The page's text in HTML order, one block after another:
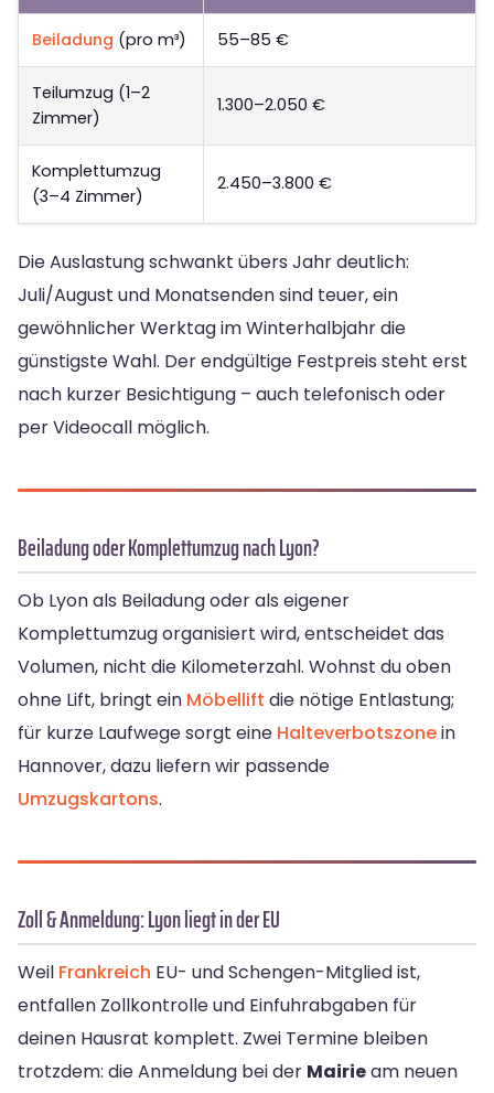
Beiladung (pro m³) 55–85 €
Teilumzug (1–2
Zimmer)
1.300–2.050 €
Komplettumzug
(3–4 Zimmer)
2.450–3.800 €
Die Auslastung schwankt übers Jahr deutlich:
Juli/August und Monatsenden sind teuer, ein
gewöhnlicher Werktag im Winterhalbjahr die
günstigste Wahl. Der endgültige Festpreis steht erst
nach kurzer Besichtigung – auch telefonisch oder
per Videocall möglich.
Beiladung oder Komplettumzug nach Lyon?
Ob Lyon als Beiladung oder als eigener
Komplettumzug organisiert wird, entscheidet das
Volumen, nicht die Kilometerzahl. Wohnst du oben
ohne Lift, bringt ein Möbellift die nötige Entlastung;
für kurze Laufwege sorgt eine Halteverbotszonein
Hannover, dazu liefern wir passende
Umzugskartons.
Zoll & Anmeldung: Lyon liegt in der EU
Weil Frankreich EU- und Schengen-Mitglied ist,
entfallen Zollkontrolle und Einfuhrabgaben für
deinen Hausrat komplett. Zwei Termine bleiben
trotzdem: die Anmeldung bei der Mairieam neuen